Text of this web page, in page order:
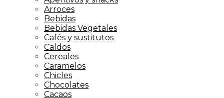
Arroces
Bebidas
Bebidas Vegetales
Cafés y sustitutos
Caldos
Cereales
Caramelos
Chicles
Chocolates
Cacaos